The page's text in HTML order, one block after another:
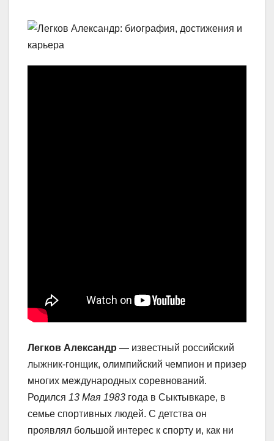
Легков Александр — известный российский
лыжник-гонщик, олимпийский чемпион и призер
многих международных соревнований.
Родился 13 Мая 1983 года в Сыктывкаре, в
семье спортивных людей. С детства он
проявлял большой интерес к спорту и, как ни